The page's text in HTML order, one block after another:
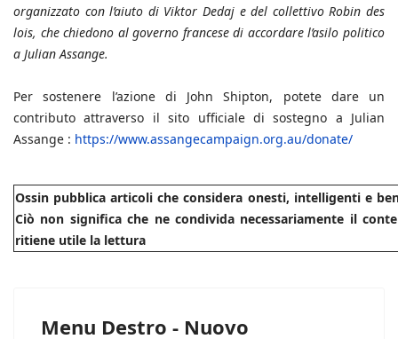
organizzato con l’aiuto di Viktor Dedaj e del collettivo Robin des
lois, che chiedono al governo francese di accordare l’asilo politico
a Julian Assange.
Per sostenere l’azione di John Shipton, potete dare un
contributo attraverso il sito ufficiale di sostegno a Julian
Assange : https://www.assangecampaign.org.au/donate/
Ossin pubblica articoli che considera onesti, intelligenti e
Ciò non significa che ne condivida necessariamente il
ritiene utile la lettura
Menu Destro - Nuovo